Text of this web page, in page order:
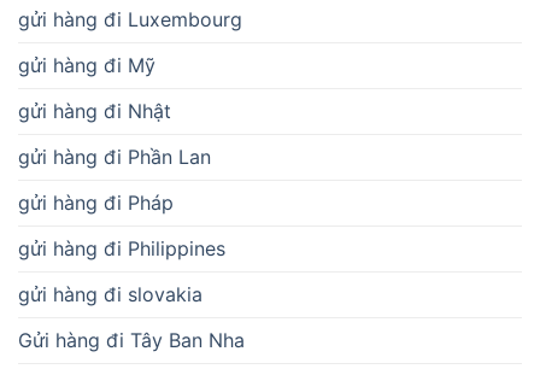
gửi hàng đi Luxembourg
gửi hàng đi Mỹ
gửi hàng đi Nhật
gửi hàng đi Phần Lan
gửi hàng đi Pháp
gửi hàng đi Philippines
gửi hàng đi slovakia
Gửi hàng đi Tây Ban Nha